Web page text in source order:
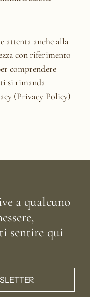
attenta anche alla
con riferimento
comprendere
si rimanda
(Privacy Policy)
a qualcuno
sentire qui